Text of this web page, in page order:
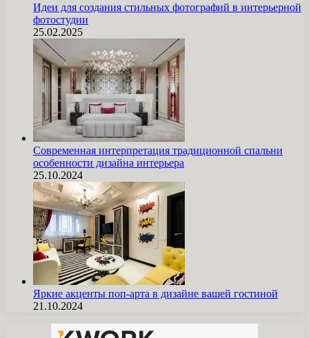
Идеи для создания стильных фотографий в интерьерной
фотостудии
25.02.2025
Современная интерпретация традиционной спальни
особенности дизайна интерьера
25.10.2024
Яркие акценты поп-арта в дизайне вашей гостиной
21.10.2024